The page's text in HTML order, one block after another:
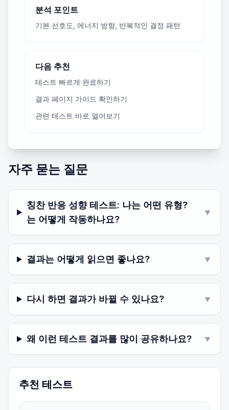
분석 포인트
기본 선호도, 에너지 방향, 반복적인 결정 패턴
다음 추천
테스트 빠르게 완료하기
결과 페이지 가이드 확인하기
관련 테스트 바로 열어보기
자주 묻는 질문
칭찬 반응 성향 테스트: 나는 어떤 유형?
는 어떻게 작동하나요?
▼
결과는 어떻게 읽으면 좋나요? ▼
다시 하면 결과가 바뀔 수 있나요? ▼
왜 이런 테스트 결과를 많이 공유하나요? ▼
추천 테스트